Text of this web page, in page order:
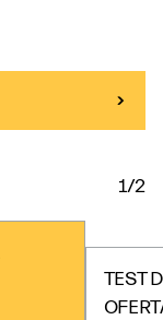
1/2
TEST